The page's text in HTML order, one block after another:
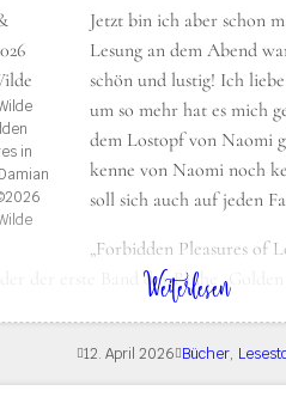
Weiterlesen: Lesestoff: Forbidden Pleasure of London – Damian & Amy (1)
in
Jetzt bin ich aber schon
Lesung an dem Abend
schön und lustig! Ich
um so mehr hat es mich
dem Lostopf von Naomi
kenne von Naomi noch
soll sich auch auf jeden
„Forbidden Pleasures of
der der erste Band der Reihe
Laut Amazon soll das „Action &
gehe ich aber eher von mehr
12. April 2026 Bücher,